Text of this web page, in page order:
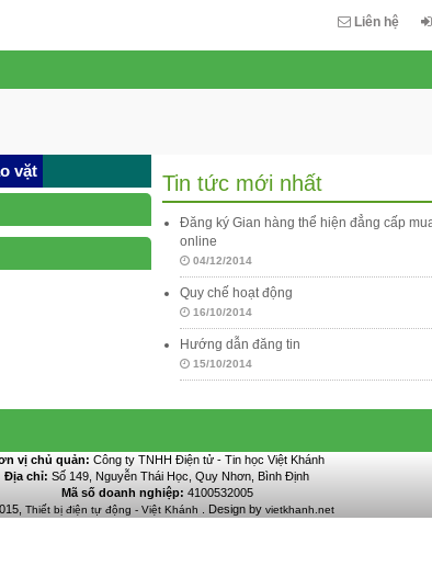
Liên hệ
vặt
Tin tức mới nhất
Đăng ký Gian hàng thể hiện đẳng cấp
online
04/12/2014
Quy chế hoạt động
16/10/2014
Hướng dẫn đăng tin
15/10/2014
vị chủ quản: Công ty TNHH Điện tử - Tin học Việt Khánh
Địa chỉ: Số 149, Nguyễn Thái Học, Quy Nhơn, Bình Định
Mã số doanh nghiệp: 4100532005
Thiết bị điện tự động - Việt Khánh . Design by vietkhanh.net